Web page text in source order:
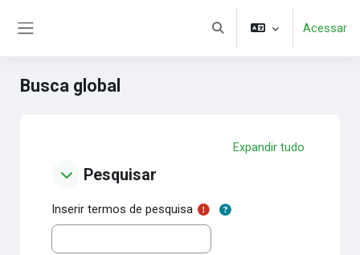
Alternar entrada deAcessar
Busca global
Expandir tudo
Pesquisar
PesquisarPesquisar
Inserir termos de pesquisa